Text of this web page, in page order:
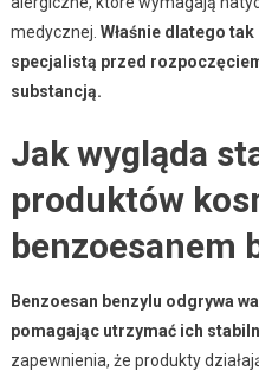
medycznej. Właśnie dlatego
specjalistą przed
substancją.
Jak wygląda
produktów
benzoesanem
Benzoesan benzylu odgrywa
pomagając utrzymać ich
zapewnienia, że produkty